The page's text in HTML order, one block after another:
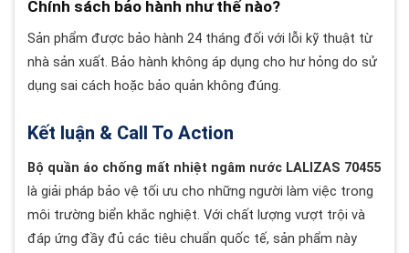
Chính sách bảo hành như thế nào?
Sản phẩm được bảo hành 24 tháng đối với lỗi kỹ thuật từ
nhà sản xuất. Bảo hành không áp dụng cho hư hỏng do sử
dụng sai cách hoặc bảo quản không đúng.
Kết luận & Call To Action
Bộ quần áo chống mất nhiệt ngâm nước LALIZAS 70455
là giải pháp bảo vệ tối ưu cho những người làm việc trong
môi trường biển khắc nghiệt. Với chất lượng vượt trội và
đáp ứng đầy đủ các tiêu chuẩn quốc tế, sản phẩm này